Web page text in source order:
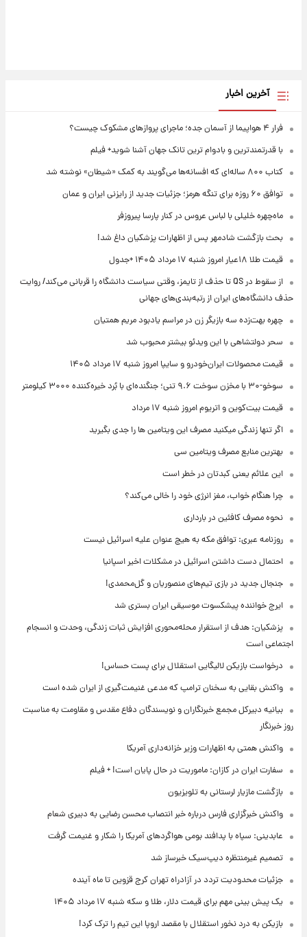
آخرین اخبار
فرار ۴ هواپیما از آسمان جده؛ ماجرای پروازهای مشکوک چیست؟
با قدرتمندترین و بادوام ترین تانک جهان آشنا شوید+ فیلم
کتاب ۸۰۰ ساله‌ای که افسانه‌ها می‌گویند به کمک «شیطان» نوشته شد
توافق ۶۰ روزه برای تنگه هرمز؛ جزئیات جدید از رایزنی ایران و عمان
ماه‌چهره خلیلی با لباس عروس در کنار پارسا پیروزفر
بحث بازگشت شادمهر پس از اظهارات پزشکیان داغ شد!
قیمت طلا ۱۸عیار امروز شنبه ۱۷ مرداد ۱۴۰۵ +جدول
از سقوط در QS تا حذف از تایمز، وقتی سیاست دانشگاه را قربانی می‌کند/ روایت
حذف دانشگاه‌های ایران از رتبه‌بندی‌های جهانی
چهره بهت‌زده سه بازیگر زن در مراسم یادبود مریم همتیان
سحر دولتشاهی با این ویدئو بیشتر محبوب شد
قیمت محصولات ایران‌خودرو و سایپا امروز شنبه ۱۷ مرداد ۱۴۰۵
سوخو-۳۰ با مخزن سوخت ۹.۶ تنی؛ جنگنده‌ای با بُرد خیره‌کننده ۳۰۰۰ کیلومتر
قیمت بیت‌کوین و اتریوم امروز شنبه ۱۷ مرداد
اگر تنها زندگی میکنید مصرف این ویتامین ها را جدی بگیرید
بهترین منابع مصرف ویتامین سی
این علائم یعنی کبدتان در خطر است
چرا هنگام خواب، مغز انرژی خود را خالی می‌کند؟
نحوه مصرف کافئین در بارداری
روزنامه عبری: توافق مکه به هیچ عنوان علیه اسرائیل نیست
احتمال دست داشتن اسرائیل در مشکلات اخیر اسپانیا
جنجال جدید در بازی تیم‌های منصوریان و گل‌محمدی!
ایرج خواننده پیشکسوت موسیقی ایران بستری شد
پزشکیان: هدف از استقرار محله‌محوری افزایش ثبات زندگی، وحدت و انسجام
اجتماعی است
درخواست بازیکن لالیگایی استقلال برای پست حساس!
واکنش بقایی به سخنان ترامپ که مدعی غنیمت‌گیری از ایران شده است
بیانیه دبیرکل مجمع خبرنگاران و نویسندگان دفاع مقدس و مقاومت به مناسبت
روز خبرنگار
واکنش همتی به اظهارات وزیر خزانه‌داری آمریکا
سفارت ایران در کازان: ماموریت در حال پایان است! + فیلم
بازگشت مازیار لرستانی به تلویزیون
واکنش خبرگزاری فارس درباره خبر انتصاب محسن رضایی به دبیری شعام
عابدینی: سپاه با پدافند بومی هواگردهای آمریکا را شکار و غنیمت گرفت
تصمیم غیرمنتظره دیپ‌سیک خبرساز شد
جزئیات محدودیت تردد در آزادراه تهران کرج قزوین تا ماه آینده
یک پیش ‌بینی مهم برای قیمت دلار، طلا و سکه شنبه ۱۷ مرداد ۱۴۰۵
بازیکن به درد نخور استقلال با مقصد اروپا این تیم را ترک کرد!